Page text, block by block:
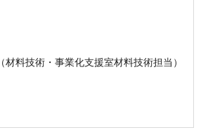
料技術・事業化支援室材料技術担当）